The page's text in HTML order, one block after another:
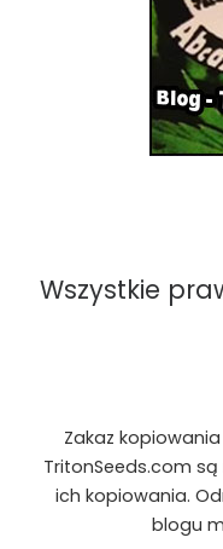
Wszystkie
Zakaz
TritonSeeds.com
ich kopiowania.
blogu